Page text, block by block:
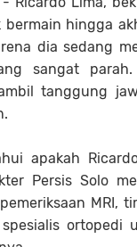
hingga
dia sedang
sangat parah.
tanggung
apakah
Persis Solo
MRI,
ortopedi